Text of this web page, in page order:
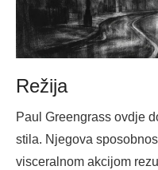
Režija
Paul Greengrass ovdje
stila. Njegova
visceralnom akcijom